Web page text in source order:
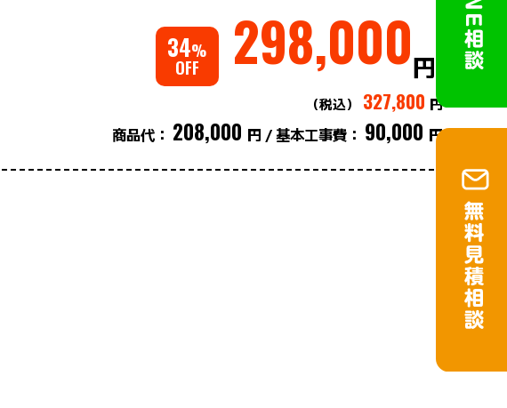
34%
OFF 298,000円
（税込） 327,800 円
商品代： 208,000 円 /基本工事費： 90,000 円